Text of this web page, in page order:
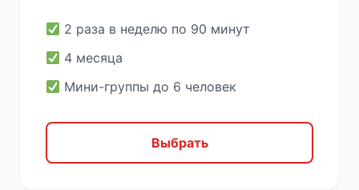
2 раза в неделю по 90 минут
4 месяца
Мини-группы до 6 человек
Выбрать